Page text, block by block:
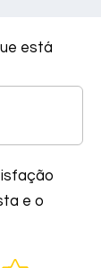
está
e o